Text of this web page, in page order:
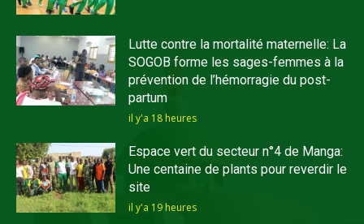
Lutte contre la mortalité maternelle: La
SOGOB forme les sages-femmes à la
prévention de l’hémorragie du post-
partum
il y'a 18 heures
Espace vert du secteur n°4 de Manga:
Une centaine de plants pour reverdir le
site
il y'a 19 heures